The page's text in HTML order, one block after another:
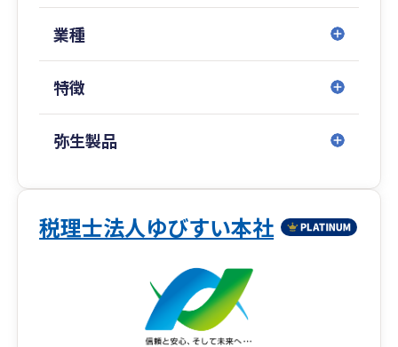
のスピード感を損なわせません 。
「結果」であると考えています 。当たり前のこと
を当たり前に遂行し、率直なコミュニケーション
を通じて、経営者が安心して相談できる「安全な
約30名のスタッフが個性を活かし、自律的に成長
し続ける組織づくりを行っています。AIなどの最
新ツールを活用した業務効率化や標準化を推進
し、小規模企業から成長企業まで、幅広いニーズ
に質の高いサービスを提供します。
業種
特徴
弥生製品
税理士法人ゆびすい本社